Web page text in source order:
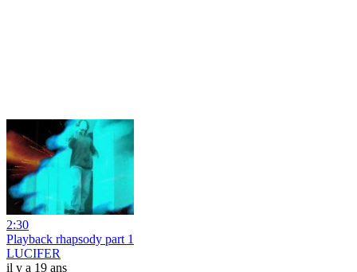
2:30
Playback rhapsody part 1
LUCIFER
il y a 19 ans